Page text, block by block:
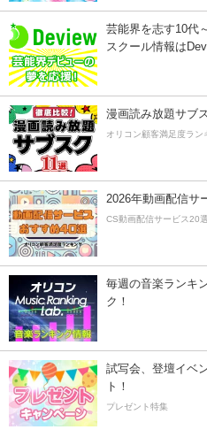
芸能界を志す10代
スクール情報は
漫画読み放題サブ
オリコン顧客満足度ラン
2026年動画配信サ
CS動画配信サービス20選
毎週の音楽ランキ
ク！
試写会、登壇イベ
ト！
プレゼント特集